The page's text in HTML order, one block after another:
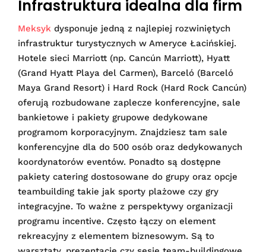
Infrastruktura idealna dla firm
Meksyk dysponuje jedną z najlepiej rozwiniętych
infrastruktur turystycznych w Ameryce Łacińskiej.
Hotele sieci Marriott (np. Cancún Marriott), Hyatt
(Grand Hyatt Playa del Carmen), Barceló (Barceló
Maya Grand Resort) i Hard Rock (Hard Rock Cancún)
oferują rozbudowane zaplecze konferencyjne, sale
bankietowe i pakiety grupowe dedykowane
programom korporacyjnym. Znajdziesz tam sale
konferencyjne dla do 500 osób oraz dedykowanych
koordynatorów eventów. Ponadto są dostępne
pakiety catering dostosowane do grupy oraz opcje
teambuilding takie jak sporty plażowe czy gry
integracyjne. To ważne z perspektywy organizacji
programu incentive. Często łączy on element
rekreacyjny z elementem biznesowym. Są to